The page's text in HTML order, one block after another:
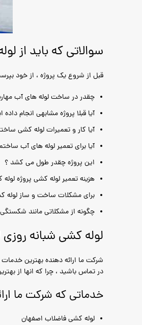
سوالاتی که باید از
قبل از شروع یک پروژه ، از خود
چقدر در ساخت لوله های آب
آیا قبلا پروژه مشابهی انجام داده
آیا کار و تعمیرات لوله کشی
آیا برای تعمیر لوله های آب
این پروژه چقدر طول می کشد ؟
هزینه تعمیر لوله کشی پروژه
برای مشکلات ساخت و ساز لوله
چگونه از مشکلاتی مانند
لوله کشی شبانه
شرکت ما ارائه دهنده بهترین
در تماس باشید ، چرا که انها از
خدماتی که شرکت ما
لوله کشی فاضلاب اصفهان